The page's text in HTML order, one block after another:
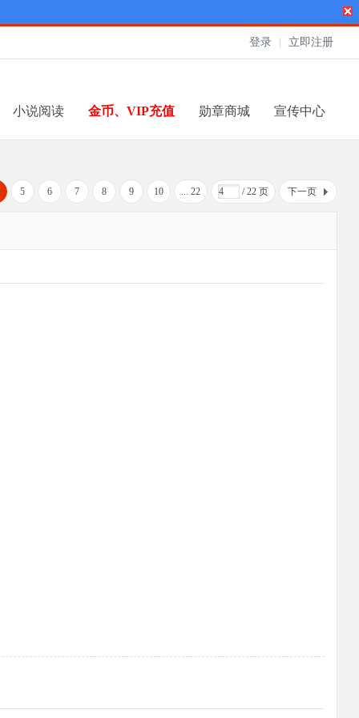
登录 立即注册
小说阅读 金币、VIP充值 勋章商城 宣传中心
5 6 7 8 9 10 ... 22 / 22 页 下一页